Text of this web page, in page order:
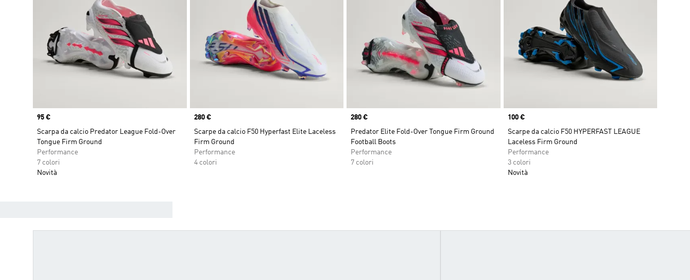
Price
95 €
Scarpa da calcio Predator League Fold-Over
Tongue Firm Ground
Performance
7 colori
Novità
Price
280 €
Scarpe da calcio F50 Hyperfast Elite Laceless
Firm Ground
Performance
4 colori
Price
280 €
Predator Elite Fold-Over Tongue Firm Ground
Football Boots
Performance
7 colori
Price
100 €
Scarpe da calcio F50 HYPERFAST LEAGUE
Laceless Firm Ground
Performance
3 colori
Novità